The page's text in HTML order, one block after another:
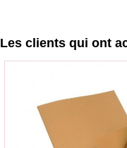
Les clients qui ont